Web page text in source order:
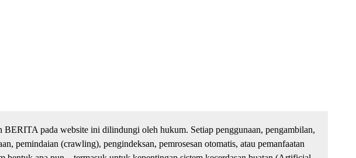
BERITA pada website ini dilindungi oleh hukum. Setiap penggunaan, pengambilan,
pemindaian (crawling), pengindeksan, pemrosesan otomatis, atau pemanfaatan